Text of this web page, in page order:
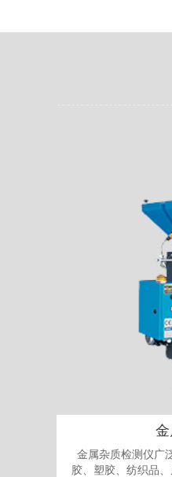
金
金属杂质检测仪广
胶、塑胶、纺织品